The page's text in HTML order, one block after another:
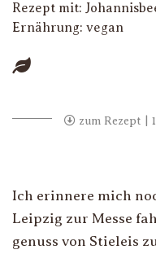
Rezept mit:
Ernährung: vegan
zum Rezept |
Ich erinnere mich
Leipzig zur Messe
genuss von Stiel­eis